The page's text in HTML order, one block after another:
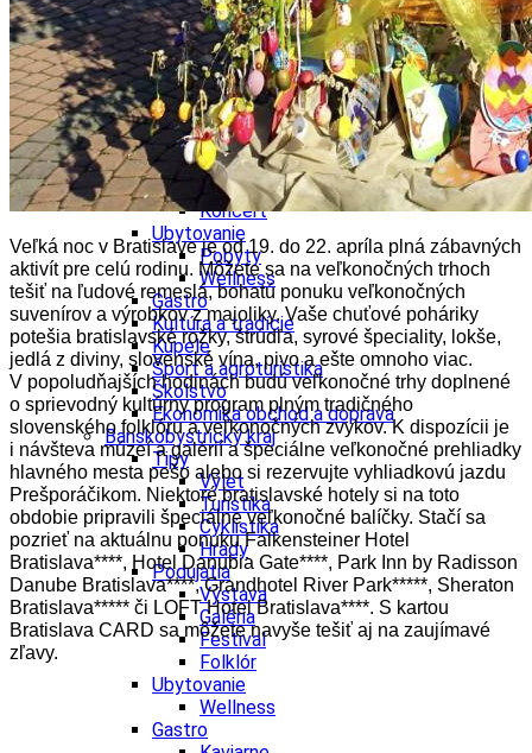
Výlet
Turistika
Cyklistika
Hrady
Podujatia
Výstava
Galéria
Festival
Folklór
Koncert
Ubytovanie
Pobyty
Wellness
Gastro
Kultúra a tradície
Kúpele
Šport a agroturistika
Školstvo
Ekonomika obchod a doprava
Banskobystrický kraj
Tipy
Výlet
Turistika
Cyklistika
Hrady
Podujatia
Výstava
Galéria
Festival
Folklór
Ubytovanie
Wellness
Gastro
Veľká noc v Bratislave je od 19. do 22. apríla plná zábavných
aktivít pre celú rodinu. Môžete sa na veľkonočných trhoch
tešiť na ľudové remeslá, bohatú ponuku veľkonočných
suvenírov a výrobkov z majoliky. Vaše chuťové poháriky
potešia bratislavské rožky, štrúdľa, syrové špeciality, lokše,
jedlá z diviny, slovenské vína, pivo a ešte omnoho viac.
V popoludňajších hodinách budú veľkonočné trhy doplnené
o sprievodný kultúrny program plným tradičného
slovenského folklóru a veľkonočných zvykov. K dispozícii je
i návšteva múzeí a galérií a špeciálne veľkonočné prehliadky
hlavného mesta pešo alebo si rezervujte vyhliadkovú jazdu
Prešporáčikom. Niektoré bratislavské hotely si na toto
obdobie pripravili špeciálne veľkonočné balíčky. Stačí sa
pozrieť na aktuálnu ponuku Falkensteiner Hotel
Bratislava****, Hotel Danubia Gate****, Park Inn by Radisson
Danube Bratislava****, Grandhotel River Park*****, Sheraton
Bratislava***** či LOFT Hotel Bratislava****. S kartou
Bratislava CARD sa môžete navyše tešiť aj na zaujímavé
zľavy.